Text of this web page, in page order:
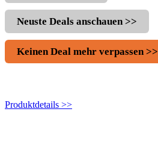
Neuste Deals anschauen >>
Keinen Deal mehr verpassen >>
Produktdetails >>